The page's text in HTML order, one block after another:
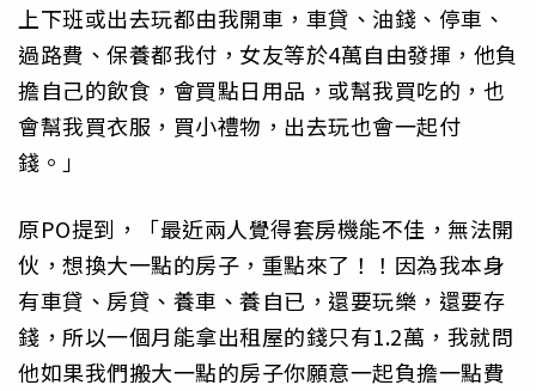
上下班或出去玩都由我開車，車貸、油錢、停車、
過路費、保養都我付，女友等於4萬自由發揮，他負
擔自己的飲食，會買點日用品，或幫我買吃的，也
會幫我買衣服，買小禮物，出去玩也會一起付
錢。」
原PO提到，「最近兩人覺得套房機能不佳，無法開
伙，想換大一點的房子，重點來了！！因為我本身
有車貸、房貸、養車、養自已，還要玩樂，還要存
錢，所以一個月能拿出租屋的錢只有1.2萬，我就問
他如果我們搬大一點的房子你願意一起負擔一點費